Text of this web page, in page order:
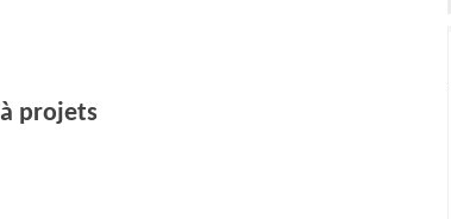
projets